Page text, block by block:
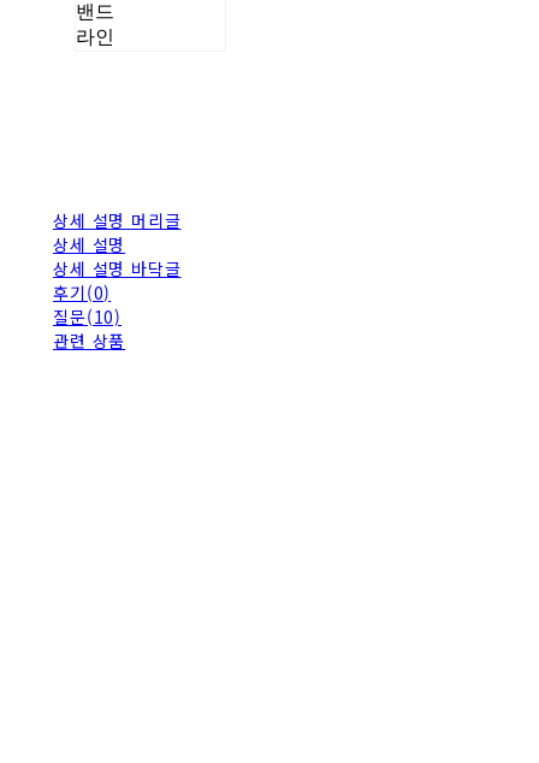
밴드
라인
상세 설명 머리글
상세 설명
상세 설명 바닥글
후기(0)
질문(10)
관련 상품